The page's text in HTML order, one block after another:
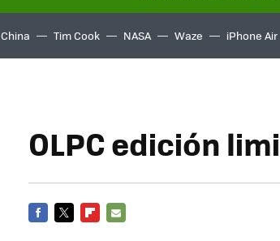
China Tim Cook NASA Waze iPhone Air
OLPC edición